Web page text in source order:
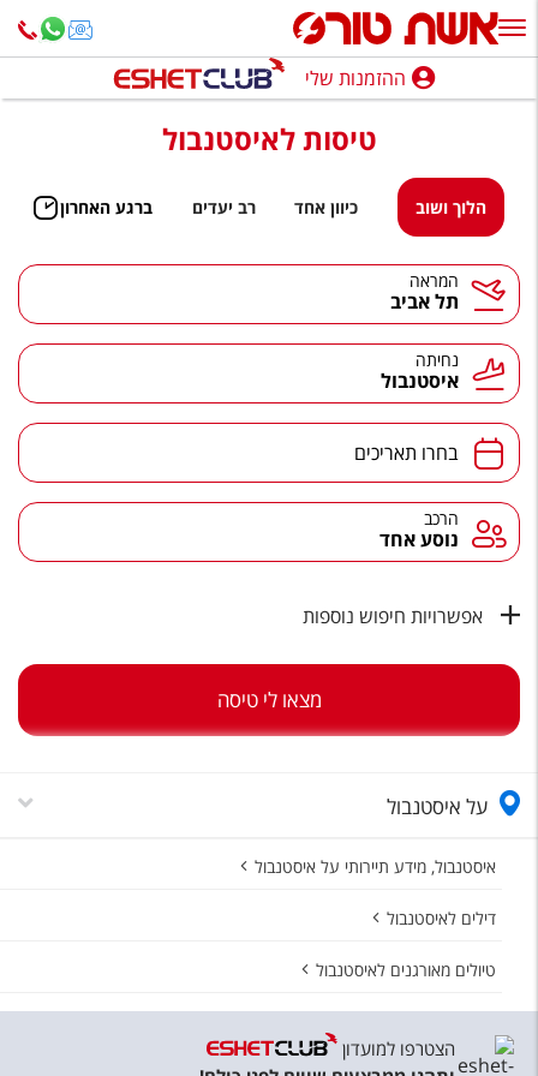
ההזמנות שלי
חופשה לפי סגנון
מלונות באילת
טיולים מאורגנים
סגנונות טיול
חבילות נופש
הרגע האחרון
חבילות בריאות וספא
טיסות לחו"ל
מגזין אשת
שירות לקוחות
טופס צור קשר
עקבו אחרינו
ההזמנות שלי
טיסות לאיסטנבול
הלוך ושוב כיוון אחד רב יעדים ברגע האחרון
המראה
תל אביב
נחיתה
איסטנבול
בחרו תאריכים
הרכב
נוסע אחד
אפשרויות חיפוש נוספות
מצאו לי טיסה
על איסטנבול
איסטנבול, מידע תיירותי על איסטנבול
דילים לאיסטנבול
טיולים מאורגנים לאיסטנבול
הצטרפו למועדון